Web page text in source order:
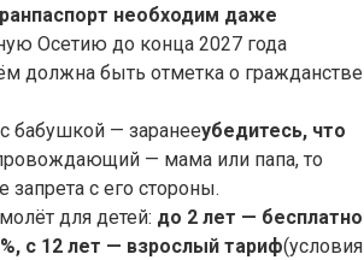
необходим даже
Осетию до конца 2027 года
должна быть отметка о гражданстве
бабушкой — заранееубедитесь, что
— мама или папа, то
запрета с его стороны.
для детей: до 2 лет — бесплатно
с 12 лет — взрослый тариф(условия